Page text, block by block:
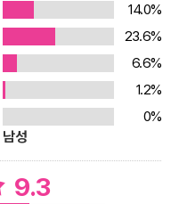
<몬스터>(1995
우리나라에서도 모두 번
회 소학관 만화상, 제3회
화상, 제25회 코단샤 만화
오사무 문화상 만화 대상
14.0%
23.6%
6.6%
1.2%
0%
남성
9.3